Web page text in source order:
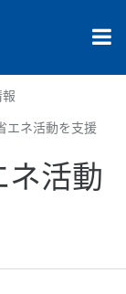
エネ活動を支援
活動